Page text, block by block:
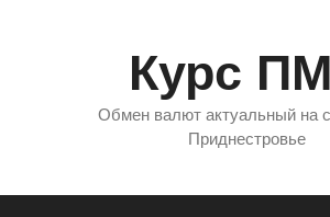
Курс
Обмен валют актуальный на
Приднестровье